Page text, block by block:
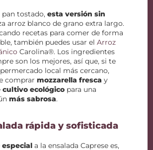
pan tostado,esta versión sin
arroz blanco de grano extra largo.
recetas para comer de forma
también puedes usar elArroz
Carolina®. Los ingredientes
son los mejores, así que, si te
local más cercano,
comprarmozzarella fresca y
cultivo ecológico para una
más sabrosa.
rápida y sofisticada
especial a la ensalada Caprese es,